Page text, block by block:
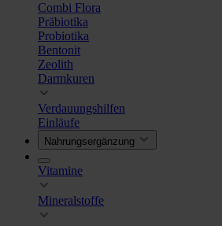
Combi Flora
Präbiotika
Probiotika
Bentonit
Zeolith
Darmkuren
Verdauungshilfen
Einläufe
Nahrungsergänzung
Vitamine
Mineralstoffe